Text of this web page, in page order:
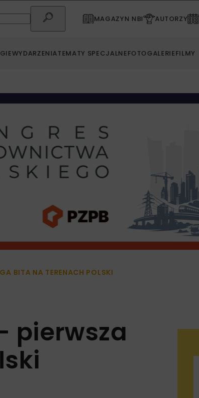
MAGAZYN NBI AUTORZY
WYDARZENIATEMATY SPECJALNEFOTOGALERIEFILMY
BITA NA TERENACH POLSKI
pierwsza